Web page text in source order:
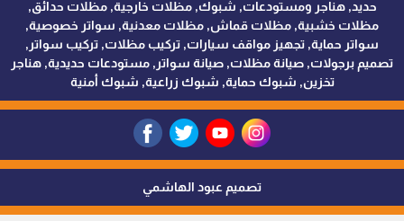
حديد, هناجر ومستودعات, شبوك, مظلات خارجية, مظلات حدائق,
مظلات خشبية, مظلات قماش, مظلات معدنية, سواتر خصوصية,
سواتر حماية, تجهيز مواقف سيارات, تركيب مظلات, تركيب سواتر,
تصميم برجولات, صيانة مظلات, صيانة سواتر, مستودعات حديدية, هناجر
تخزين, شبوك حماية, شبوك زراعية, شبوك أمنية
تصميم عبود الهاشمي